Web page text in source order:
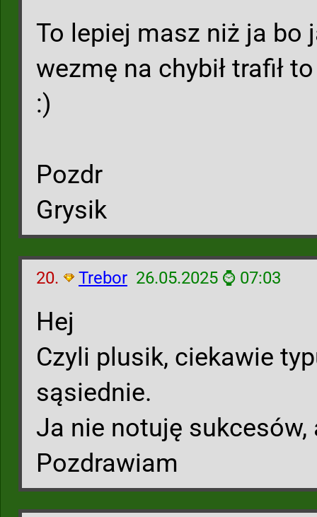
To lepiej masz niż ja bo
wezmę na chybił trafił
:)
Pozdr
Grysik
20. Trebor 26.05.2025 ⌚ 07:03
Hej
Czyli plusik, ciekawie
sąsiednie.
Ja nie notuję sukcesów,
Pozdrawiam